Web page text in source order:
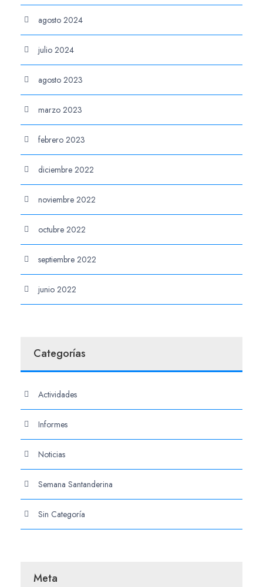
agosto 2024
julio 2024
agosto 2023
marzo 2023
febrero 2023
diciembre 2022
noviembre 2022
octubre 2022
septiembre 2022
junio 2022
Categorías
Actividades
Informes
Noticias
Semana Santanderina
Sin Categoría
Meta